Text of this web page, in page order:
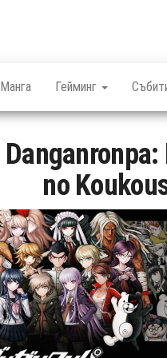
Манга Гейминг
no